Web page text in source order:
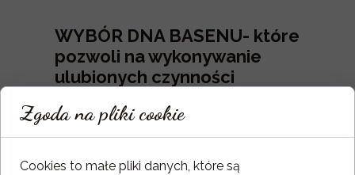
WYBÓR DNA BASENU- które
pozwoli na wykonywanie
ulubionych czynności
Zgoda na pliki cookie
Cookies to małe pliki danych, które są